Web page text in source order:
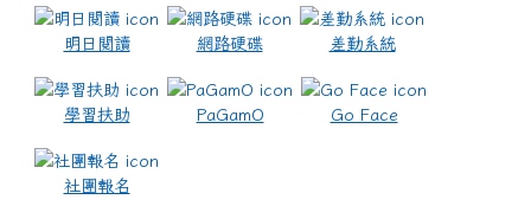
明日閱讀 網路硬碟 差勤系統
學習扶助 PaGamO Go Face
社團報名